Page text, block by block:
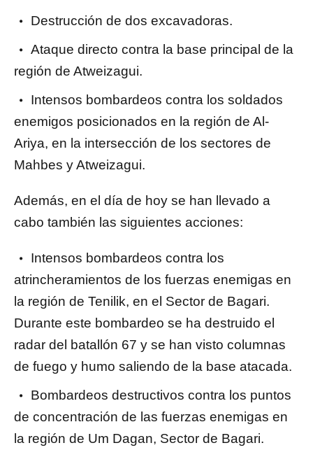
Destrucción de dos excavadoras.
Ataque directo contra la base principal de la
región de Atweizagui.
Intensos bombardeos contra los soldados
enemigos posicionados en la región de Al-
Ariya, en la intersección de los sectores de
Mahbes y Atweizagui.
Además, en el día de hoy se han llevado a
cabo también las siguientes acciones:
Intensos bombardeos contra los
atrincheramientos de los fuerzas enemigas en
la región de Tenilik, en el Sector de Bagari.
Durante este bombardeo se ha destruido el
radar del batallón 67 y se han visto columnas
de fuego y humo saliendo de la base atacada.
Bombardeos destructivos contra los puntos
de concentración de las fuerzas enemigas en
la región de Um Dagan, Sector de Bagari.